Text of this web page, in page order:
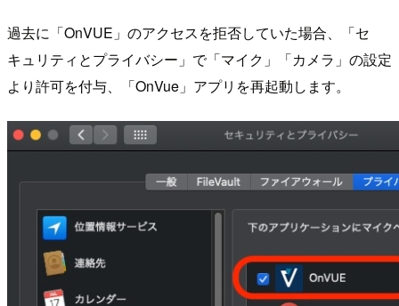
過去に「OnVUE」のアクセスを拒否していた場合、「セ
キュリティとプライバシー」で「マイク」「カメラ」の設定
より許可を付与、「OnVue」アプリを再起動します。